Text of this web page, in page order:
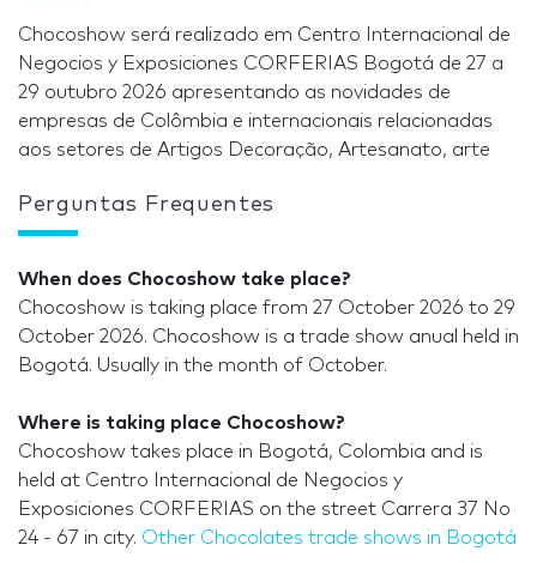
Chocoshow será realizado em Centro Internacional de
Negocios y Exposiciones CORFERIAS Bogotá de 27 a
29 outubro 2026 apresentando as novidades de
empresas de Colômbia e internacionais relacionadas
aos setores de Artigos Decoração, Artesanato, arte
Perguntas Frequentes
When does Chocoshow take place?
Chocoshow is taking place from 27 October 2026 to 29
October 2026. Chocoshow is a trade show anual held in
Bogotá. Usually in the month of October.
Where is taking place Chocoshow?
Chocoshow takes place in Bogotá, Colombia and is
held at Centro Internacional de Negocios y
Exposiciones CORFERIAS on the street Carrera 37 No
24 - 67 in city. Other Chocolates trade shows in Bogotá